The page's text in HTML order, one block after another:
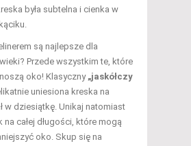
była subtelna i cienka w
są najlepsze dla
Przede wszystkim te, które
oko! Klasyczny „jaskółczy
uniesiona kreska na
w dziesiątkę. Unikaj natomiast
na całej długości, które mogą
oko. Skup się na